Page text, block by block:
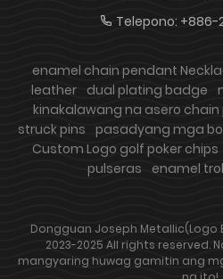
Telepono: +886-
enamel chain pendant
leather dual plating badge
kinakalawang na asero
struck pins pasadyang mga
Custom Logo golf poker chips
pulseras
enamel
Dongguan Joseph Metallic(Logo
2023-2025 All rights reserved.
mangyaring huwag gamitin ang